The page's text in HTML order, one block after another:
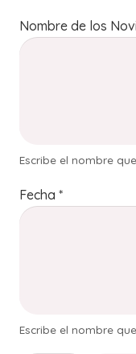
Nombre de los
Escribe el nombre
Fecha *
Escribe el nombre